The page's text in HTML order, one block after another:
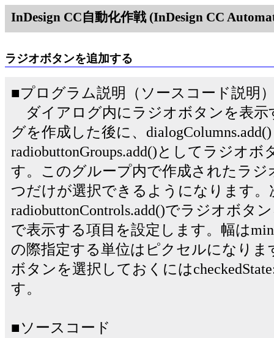
InDesign CC自動化作戦 (InDesign CC
ラジオボタンを追加する
■プログラム説明（ソースコード説明
ダイアログ内にラジオボタンを表示
グを作成した後に、
radiobuttonGroups.add()としてラジオ
す。このグループ内で作成されたラ
つだけが選択できるようになります。
radiobuttonControls.add()でラジオボタ
で表示する項目を設定します。幅は
の際指定する単位はピクセルになり
ボタンを選択しておくには
す。
■ソースコード